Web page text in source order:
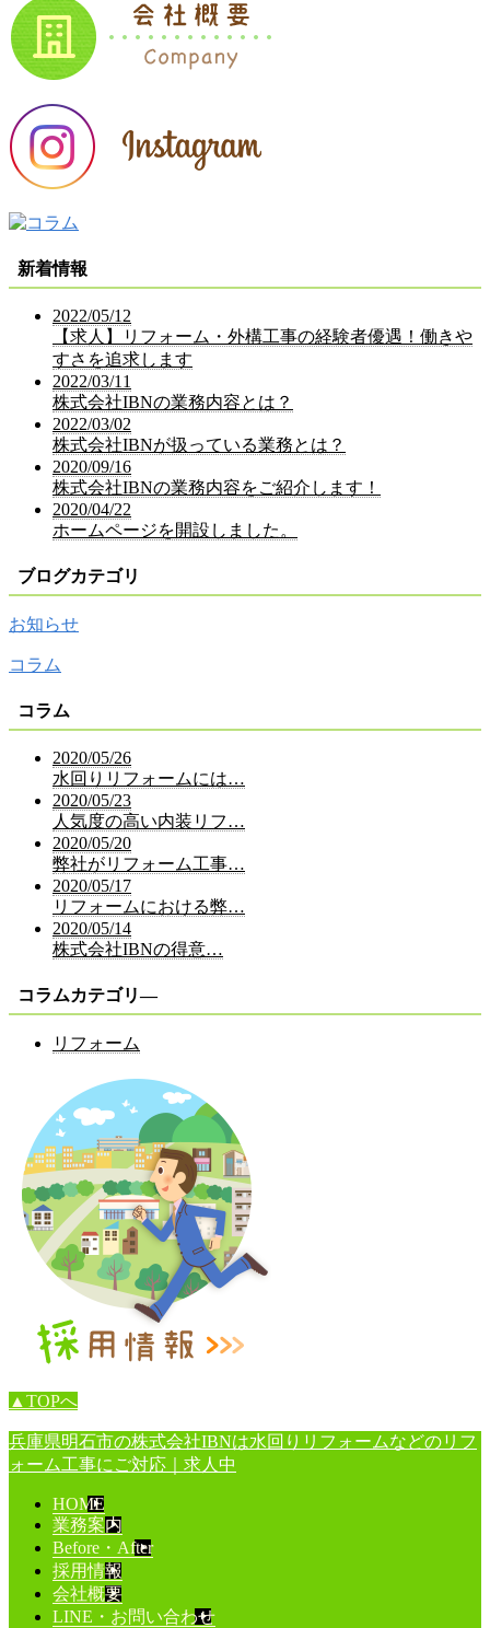
新着情報
2022/05/12
【求人】リフォーム・外構工事の経験者優遇！働きや
すさを追求します
2022/03/11
株式会社IBNの業務内容とは？
2022/03/02
株式会社IBNが扱っている業務とは？
2020/09/16
株式会社IBNの業務内容をご紹介します！
2020/04/22
ホームページを開設しました。
ブログカテゴリ
お知らせ
コラム
コラム
2020/05/26
水回りリフォームには…
2020/05/23
人気度の高い内装リフ…
2020/05/20
弊社がリフォーム工事…
2020/05/17
リフォームにおける弊…
2020/05/14
株式会社IBNの得意…
コラムカテゴリ―
リフォーム
▲TOPへ
兵庫県明石市の株式会社IBNは水回りリフォームなどのリフ
ォーム工事にご対応｜求人中
HOME
業務案内
Before・After
採用情報
会社概要
LINE・お問い合わせ